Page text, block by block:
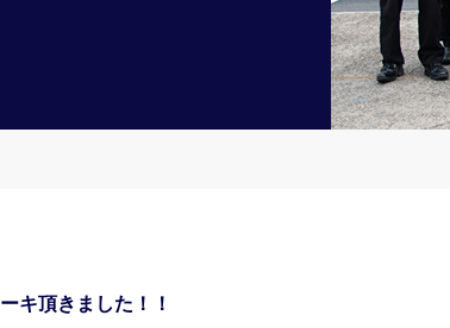
キ頂きました！！